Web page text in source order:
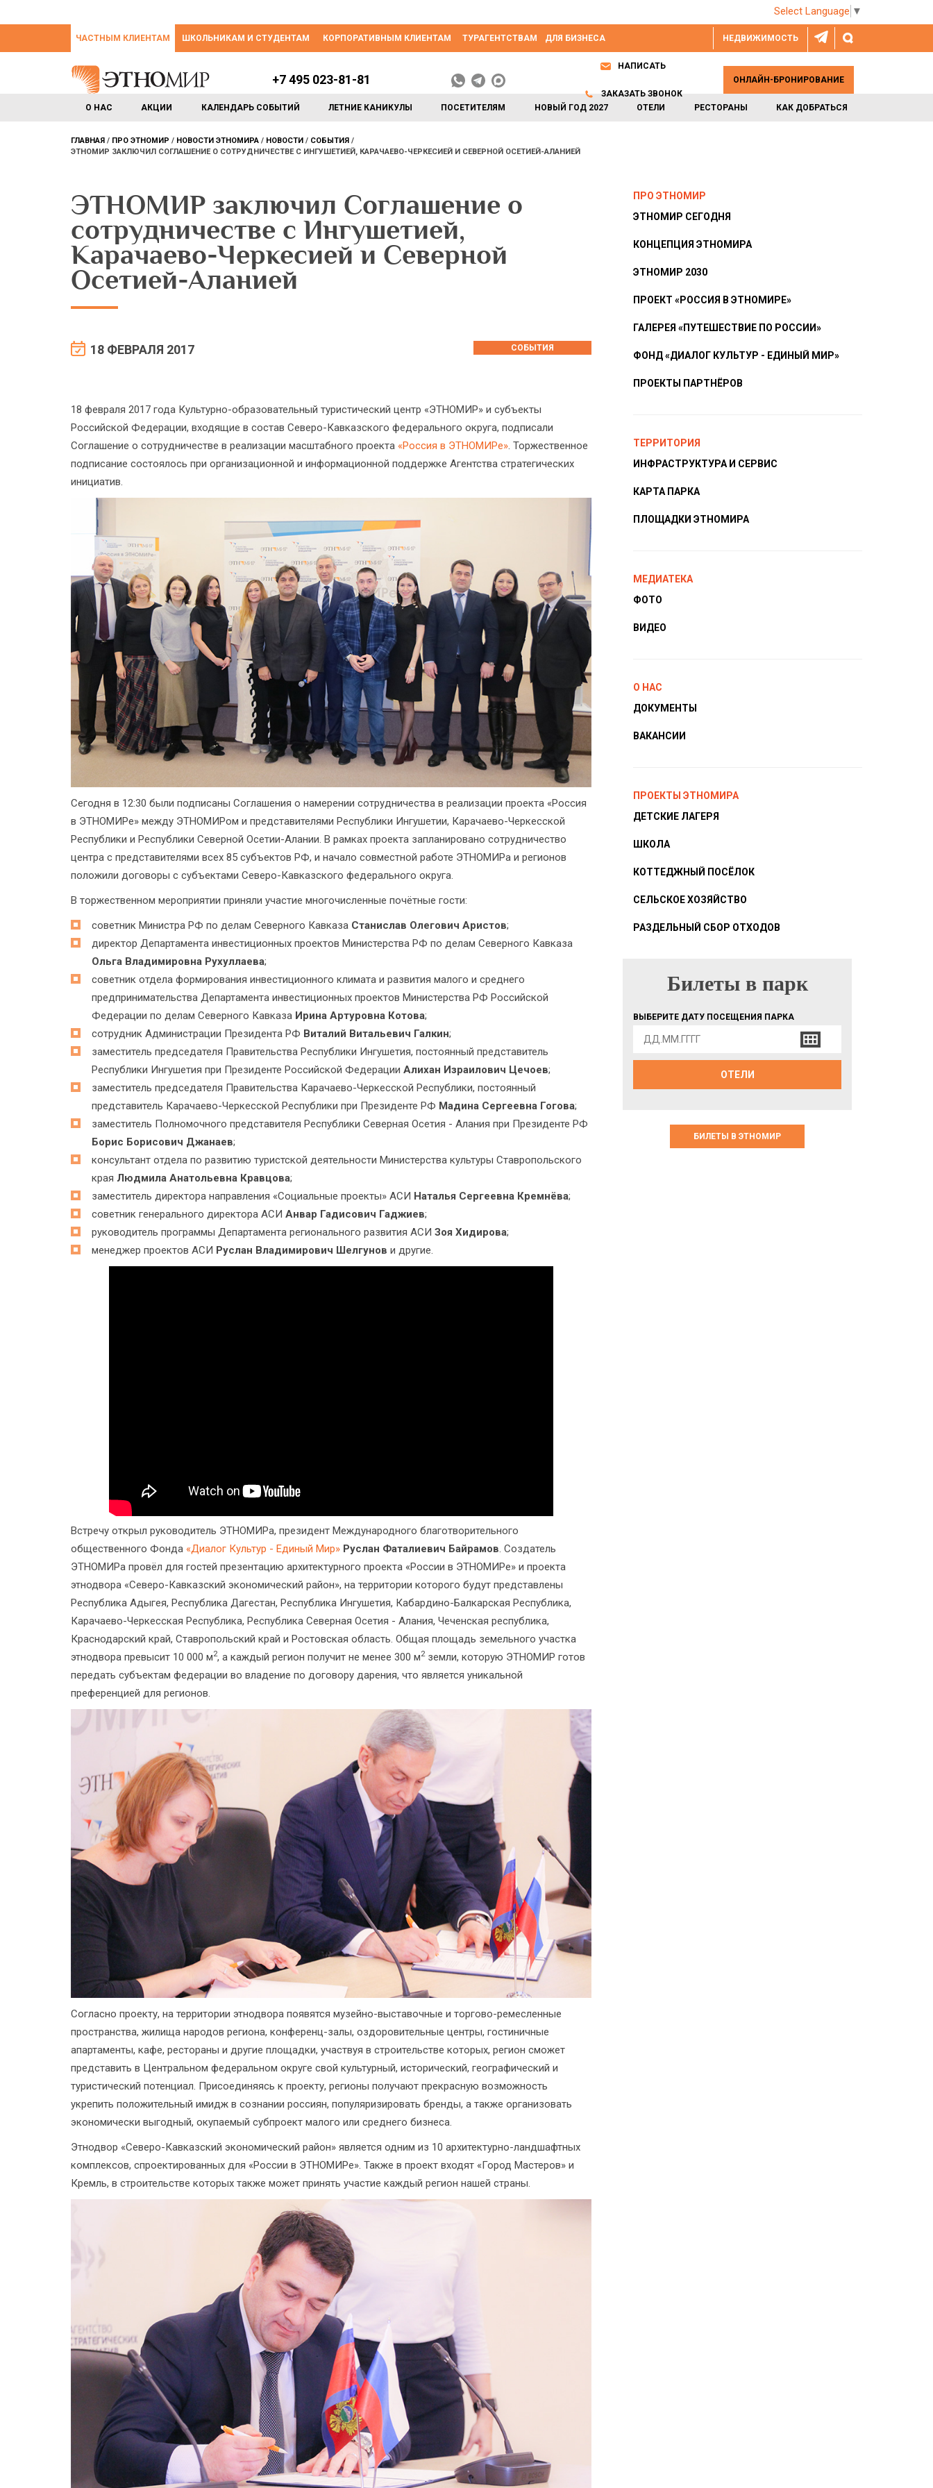
Select Language ▼
НЕДВИЖИМОСТЬ
ЧАСТНЫМ КЛИЕНТАМ ШКОЛЬНИКАМ И СТУДЕНТАМ КОРПОРАТИВНЫМ КЛИЕНТАМ ТУРАГЕНТСТВАМ ДЛЯ БИЗНЕСА
О НАС АКЦИИ КАЛЕНДАРЬ СОБЫТИЙ ЛЕТНИЕ КАНИКУЛЫ ПОСЕТИТЕЛЯМ НОВЫЙ ГОД 2027 ОТЕЛИ РЕСТОРАНЫ КАК ДОБРАТЬСЯ
+7 495 023-81-81
НАПИСАТЬ
ЗАКАЗАТЬ ЗВОНОК
ОНЛАЙН-БРОНИРОВАНИЕ
ГЛАВНАЯ ПРО ЭТНОМИР НОВОСТИ ЭТНОМИРА НОВОСТИ
СОБЫТИЯ
ЭТНОМИР ЗАКЛЮЧИЛ СОГЛАШЕНИЕ О СОТРУДНИЧЕСТВЕ С ИНГУШЕТИЕЙ, КАРАЧАЕВО-ЧЕРКЕСИЕЙ И СЕВЕРНОЙ ОСЕТИЕЙ-АЛАНИЕЙ
ЭТНОМИР заключил Соглашение о
сотрудничестве с Ингушетией,
Карачаево-Черкесией и Северной
Осетией-Аланией
18 ФЕВРАЛЯ 2017 СОБЫТИЯ
18 февраля 2017 года Культурно-образовательный туристический центр «ЭТНОМИР» и субъекты
Российской Федерации, входящие в состав Северо-Кавказского федерального округа, подписали
Соглашение о сотрудничестве в реализации масштабного проекта «Россия в ЭТНОМИРе». Торжественное
подписание состоялось при организационной и информационной поддержке Агентства стратегических
инициатив.
Сегодня в 12:30 были подписаны Соглашения о намерении сотрудничества в реализации проекта «Россия
в ЭТНОМИРе» между ЭТНОМИРом и представителями Республики Ингушетии, Карачаево-Черкесской
Республики и Республики Северной Осетии-Алании. В рамках проекта запланировано сотрудничество
центра с представителями всех 85 субъектов РФ, и начало совместной работе ЭТНОМИРа и регионов
положили договоры с субъектами Северо-Кавказского федерального округа.
В торжественном мероприятии приняли участие многочисленные почётные гости:
советник Министра РФ по делам Северного Кавказа Станислав Олегович Аристов;
директор Департамента инвестиционных проектов Министерства РФ по делам Северного Кавказа
Ольга Владимировна Рухуллаева;
советник отдела формирования инвестиционного климата и развития малого и среднего
предпринимательства Департамента инвестиционных проектов Министерства РФ Российской
Федерации по делам Северного Кавказа Ирина Артуровна Котова;
сотрудник Администрации Президента РФ Виталий Витальевич Галкин;
заместитель председателя Правительства Республики Ингушетия, постоянный представитель
Республики Ингушетия при Президенте Российской Федерации Алихан Израилович Цечоев;
заместитель председателя Правительства Карачаево-Черкесской Республики, постоянный
представитель Карачаево-Черкесской Республики при Президенте РФ Мадина Сергеевна Гогова;
заместитель Полномочного представителя Республики Северная Осетия - Алания при Президенте РФ
Борис Борисович Джанаев;
консультант отдела по развитию туристской деятельности Министерства культуры Ставропольского
края Людмила Анатольевна Кравцова;
заместитель директора направления «Социальные проекты» АСИ Наталья Сергеевна Кремнёва;
советник генерального директора АСИ Анвар Гадисович Гаджиев;
руководитель программы Департамента регионального развития АСИ Зоя Хидирова;
менеджер проектов АСИ Руслан Владимирович Шелгунов и другие.
Встречу открыл руководитель ЭТНОМИРа, президент Международного благотворительного
общественного Фонда «Диалог Культур - Единый Мир» Руслан Фаталиевич Байрамов. Создатель
ЭТНОМИРа провёл для гостей презентацию архитектурного проекта «России в ЭТНОМИРе» и проекта
этнодвора «Северо-Кавказский экономический район», на территории которого будут представлены
Республика Адыгея, Республика Дагестан, Республика Ингушетия, Кабардино-Балкарская Республика,
Карачаево-Черкесская Республика, Республика Северная Осетия - Алания, Чеченская республика,
Краснодарский край, Ставропольский край и Ростовская область. Общая площадь земельного участка
этнодвора превысит 10 000 м2, а каждый регион получит не менее 300 м2земли, которую ЭТНОМИР готов
передать субъектам федерации во владение по договору дарения, что является уникальной
преференцией для регионов.
Согласно проекту, на территории этнодвора появятся музейно-выставочные и торгово-ремесленные
пространства, жилища народов региона, конференц-залы, оздоровительные центры, гостиничные
апартаменты, кафе, рестораны и другие площадки, участвуя в строительстве которых, регион сможет
представить в Центральном федеральном округе свой культурный, исторический, географический и
туристический потенциал. Присоединяясь к проекту, регионы получают прекрасную возможность
укрепить положительный имидж в сознании россиян, популяризировать бренды, а также организовать
экономически выгодный, окупаемый субпроект малого или среднего бизнеса.
Этнодвор «Северо-Кавказский экономический район» является одним из 10 архитектурно-ландшафтных
комплексов, спроектированных для «России в ЭТНОМИРе». Также в проект входят «Город Мастеров» и
Кремль, в строительстве которых также может принять участие каждый регион нашей страны.
ПРО ЭТНОМИР
ЭТНОМИР СЕГОДНЯ
КОНЦЕПЦИЯ ЭТНОМИРА
ЭТНОМИР 2030
ПРОЕКТ «РОССИЯ В ЭТНОМИРЕ»
ГАЛЕРЕЯ «ПУТЕШЕСТВИЕ ПО РОССИИ»
ФОНД «ДИАЛОГ КУЛЬТУР - ЕДИНЫЙ МИР»
ПРОЕКТЫ ПАРТНЁРОВ
ТЕРРИТОРИЯ
ИНФРАСТРУКТУРА И СЕРВИС
КАРТА ПАРКА
ПЛОЩАДКИ ЭТНОМИРА
МЕДИАТЕКА
ФОТО
ВИДЕО
О НАС
ДОКУМЕНТЫ
ВАКАНСИИ
ПРОЕКТЫ ЭТНОМИРА
ДЕТСКИЕ ЛАГЕРЯ
ШКОЛА
КОТТЕДЖНЫЙ ПОСЁЛОК
СЕЛЬСКОЕ ХОЗЯЙСТВО
РАЗДЕЛЬНЫЙ СБОР ОТХОДОВ
БИЛЕТЫ В ПАРК
Билеты в парк
ВЫБЕРИТЕ ДАТУ ПОСЕЩЕНИЯ ПАРКА
ОТЕЛИ
БИЛЕТЫ В ЭТНОМИР